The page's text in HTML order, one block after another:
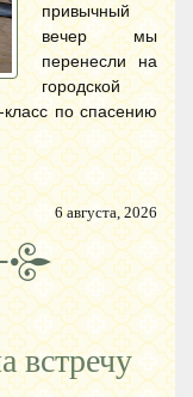
привычный
вечер мы
перенесли на
городской
по спасению
6 августа, 2026
встречу